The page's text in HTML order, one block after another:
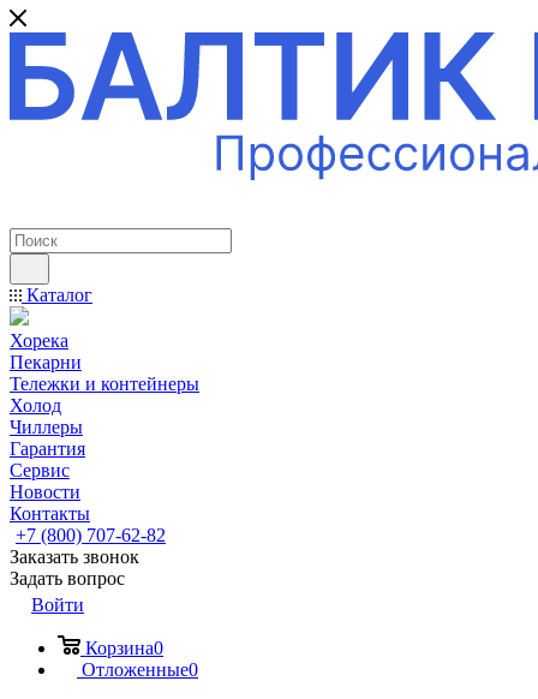
Каталог
Хорека
Пекарни
Тележки и контейнеры
Холод
Чиллеры
Гарантия
Сервис
Новости
Контакты
+7 (800) 707-62-82
Заказать звонок
Задать вопрос
Войти
Корзина0
Отложенные0